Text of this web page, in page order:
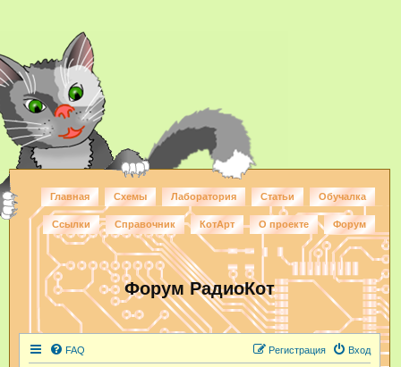
Главная Схемы Лаборатория Статьи Обучалка
Ссылки Справочник КотАрт О проекте Форум
Форум РадиоКот
FAQ Вход
Регистрация